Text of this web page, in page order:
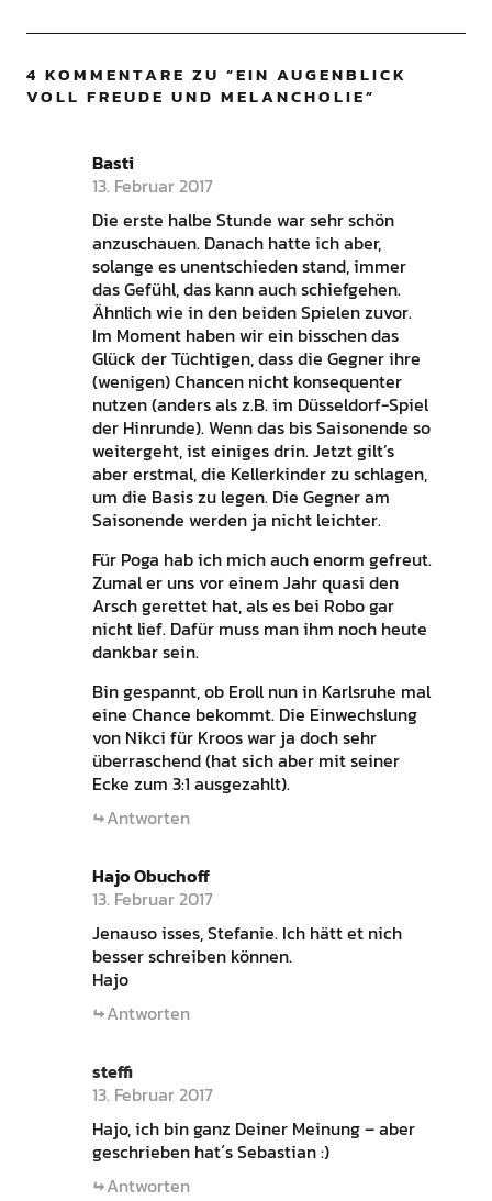
4 KOMMENTARE ZU “EIN AUGENBLICK
VOLL FREUDE UND MELANCHOLIE”
Basti
13. Februar 2017
Die erste halbe Stunde war sehr schön
anzuschauen. Danach hatte ich aber,
solange es unentschieden stand, immer
das Gefühl, das kann auch schiefgehen.
Ähnlich wie in den beiden Spielen zuvor.
Im Moment haben wir ein bisschen das
Glück der Tüchtigen, dass die Gegner ihre
(wenigen) Chancen nicht konsequenter
nutzen (anders als z.B. im Düsseldorf-Spiel
der Hinrunde). Wenn das bis Saisonende so
weitergeht, ist einiges drin. Jetzt gilt’s
aber erstmal, die Kellerkinder zu schlagen,
um die Basis zu legen. Die Gegner am
Saisonende werden ja nicht leichter.
Für Poga hab ich mich auch enorm gefreut.
Zumal er uns vor einem Jahr quasi den
Arsch gerettet hat, als es bei Robo gar
nicht lief. Dafür muss man ihm noch heute
dankbar sein.
Bin gespannt, ob Eroll nun in Karlsruhe mal
eine Chance bekommt. Die Einwechslung
von Nikci für Kroos war ja doch sehr
überraschend (hat sich aber mit seiner
Ecke zum 3:1 ausgezahlt).
Antworten
Hajo Obuchoff
13. Februar 2017
Jenauso isses, Stefanie. Ich hätt et nich
besser schreiben können.
Hajo
Antworten
steffi
13. Februar 2017
Hajo, ich bin ganz Deiner Meinung – aber
geschrieben hat´s Sebastian :)
Antworten